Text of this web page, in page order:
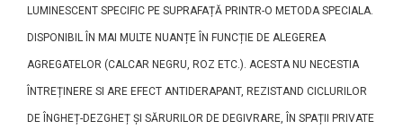
LUMINESCENT SPECIFIC PE SUPRAFAȚĂ PRINTR-O METODA SPECIALA.
DISPONIBIL ÎN MAI MULTE NUANȚE ÎN FUNCȚIE DE ALEGEREA
AGREGATELOR (CALCAR NEGRU, ROZ ETC.). ACESTA NU NECESTIA
ÎNTREȚINERE SI ARE EFECT ANTIDERAPANT, REZISTAND CICLURILOR
DE ÎNGHEȚ-DEZGHEȚ ȘI SĂRURILOR DE DEGIVRARE, ÎN SPAȚII PRIVATE